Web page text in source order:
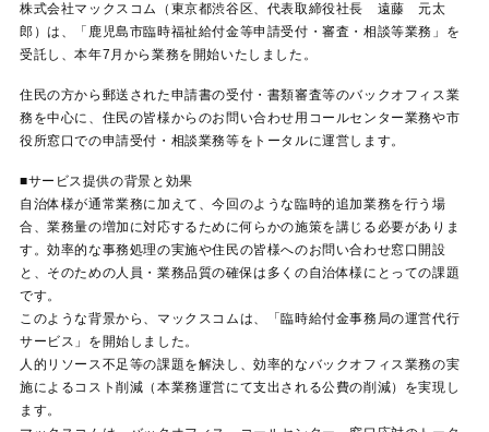
株式会社マックスコム（東京都渋谷区、代表取締役社長 遠藤 元太
郎）は、「鹿児島市臨時福祉給付金等申請受付・審査・相談等業務」を
受託し、本年7月から業務を開始いたしました。
住民の方から郵送された申請書の受付・書類審査等のバックオフィス業
務を中心に、住民の皆様からのお問い合わせ用コールセンター業務や市
役所窓口での申請受付・相談業務等をトータルに運営します。
■サービス提供の背景と効果
自治体様が通常業務に加えて、今回のような臨時的追加業務を行う場
合、業務量の増加に対応するために何らかの施策を講じる必要がありま
す。効率的な事務処理の実施や住民の皆様へのお問い合わせ窓口開設
と、そのための人員・業務品質の確保は多くの自治体様にとっての課題
です。
このような背景から、マックスコムは、「臨時給付金事務局の運営代行
サービス」を開始しました。
人的リソース不足等の課題を解決し、効率的なバックオフィス業務の実
施によるコスト削減（本業務運営にて支出される公費の削減）を実現し
ます。